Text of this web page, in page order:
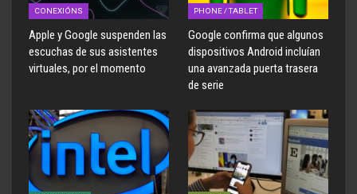
CONEXIÓNS
Apple y Google suspenden las
escuchas de sus asistentes
virtuales, por el momento
PHONE / TABLET
Google confirma que algunos
dispositivos Android incluían
una avanzada puerta trasera
de serie